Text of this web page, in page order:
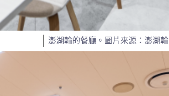
澎湖輪的餐廳。圖片來源：澎湖輪